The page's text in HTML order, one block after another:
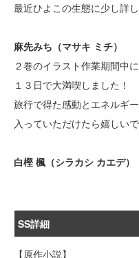
最近ひよこの生態に少し詳し
麻先みち（マサキ ミチ）
２巻のイラスト作業期間中
１３日で大満喫しました！
旅行で得た感動とエネルギ
入っていただけたら嬉しいで
白樫 楓（シラカシ カエデ）
SS詳細
【原作小説】